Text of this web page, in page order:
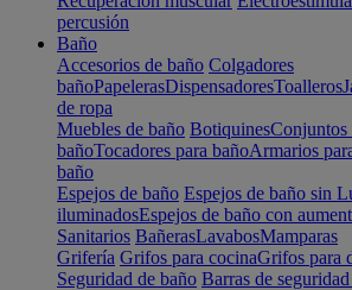
percusión
Baño
Accesorios de baño Colgadores
bañoPapelerasDispensadoresToalleros
de ropa
Muebles de baño BotiquinesConjuntos
bañoTocadores para bañoArmarios
baño
Espejos de baño Espejos de baño sin
iluminadosEspejos de baño con
Sanitarios BañerasLavabosMamparas
Grifería Grifos para cocinaGrifos para
Seguridad de baño Barras de